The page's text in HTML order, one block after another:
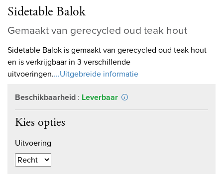
Sidetable Balok
Gemaakt van gerecycled oud teak hout
Sidetable Balok is gemaakt van gerecycled oud teak hout
en is verkrijgbaar in 3 verschillende
uitvoeringen....Uitgebreide informatie
Beschikbaarheid : Leverbaar
Kies opties
Uitvoering